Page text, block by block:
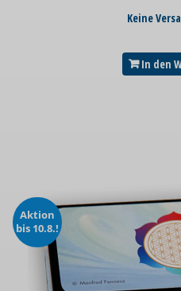
Keine
In den
Aktion
bis 10.8.!